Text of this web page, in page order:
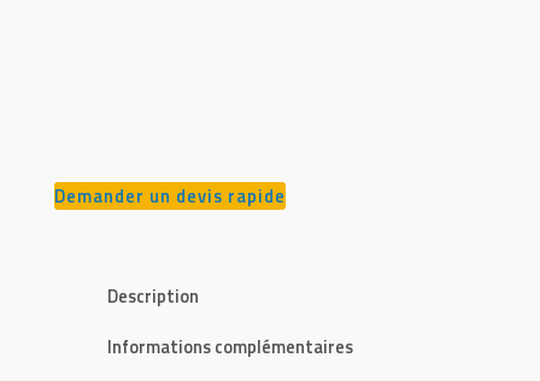
Demander un devis rapide
Description
Informations complémentaires